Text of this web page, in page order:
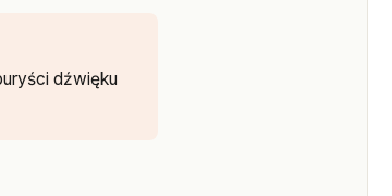
dźwięku